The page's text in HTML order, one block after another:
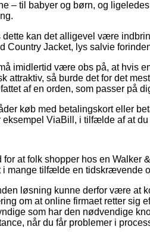
– til babyer og børn, og
dette kan det alligevel være
Country Jacket, lys salvie
imidlertid være obs på, at hvis
attraktiv, så burde det for det
af en orden, som passer på
køb med betalingskort eller
eksempel ViaBill, i tilfælde af at
for at folk shopper hos en Walker
i mange tilfælde en tidskrævende
løsning kunne derfor være at
om at online firmaet retter sig
som har den nødvendige
når du får problemer i